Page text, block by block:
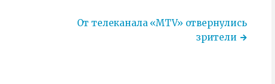
От телеканала «MTV» отвернулись
зрители